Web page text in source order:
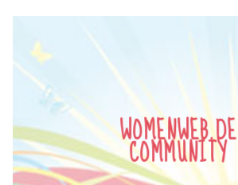
WOMENWEB.DE
COMMUNITY